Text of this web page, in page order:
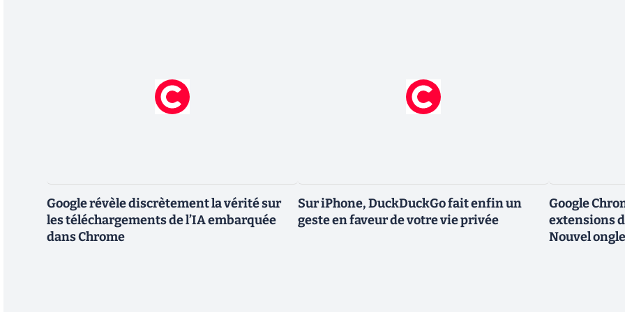
Google révèle discrètement la vérité sur
les téléchargements de l’IA embarquée
dans Chrome
Sur iPhone, DuckDuckGo fait enfin un
geste en faveur de votre vie privée
Google
extensions
Nouvel